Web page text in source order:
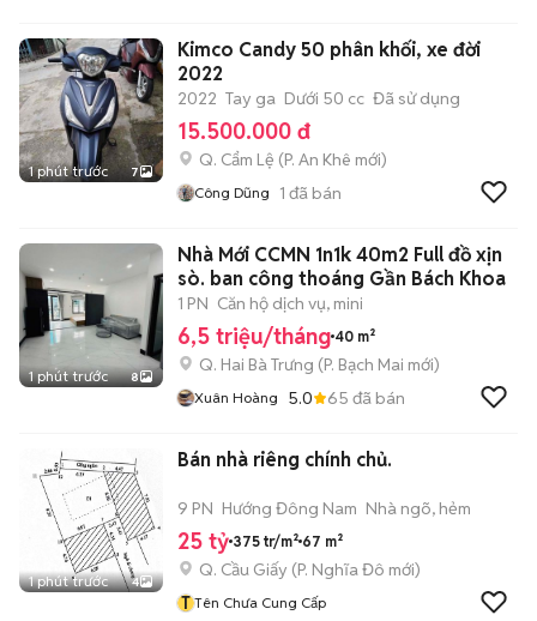
1 phút trước 7
Kimco Candy 50 phân khối, xe đời
2022
2022 Tay ga Dưới 50 cc Đã sử dụng
15.500.000 đ
Q. Cẩm Lệ (P. An Khê mới)
Công Dũng 1 đã bán
1 phút trước 8
Nhà Mới CCMN 1n1k 40m2 Full đồ xịn
sò. ban công thoáng Gần Bách Khoa
1 PN Căn hộ dịch vụ, mini
6,5 triệu/tháng 40 m²
Q. Hai Bà Trưng (P. Bạch Mai mới)
Xuân Hoàng 5.0 65 đã bán
1 phút trước 4
Bán nhà riêng chính chủ.
9 PN Hướng Đông Nam Nhà ngõ, hẻm
25 tỷ 375 tr/m² 67 m²
Q. Cầu Giấy (P. Nghĩa Đô mới)
T Tên Chưa Cung Cấp